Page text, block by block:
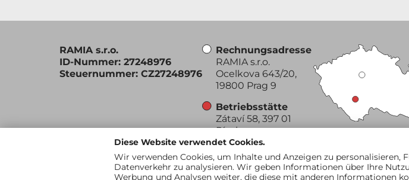
RAMIA s.r.o.
ID-Nummer: 27248976
Steuernummer: CZ27248976
Rechnungsadresse
RAMIA s.r.o.
Ocelkova 643/20,
19800 Prag 9
Betriebsstätte
Zátaví 58, 397 01
Písek
Diese Website verwendet Cookies.
Wir verwenden Cookies, um Inhalte und Anzeigen zu
Datenverkehr zu analysieren. Wir geben Informationen über Ihre
Werbung und Analysen weiter, die diese mit anderen Informationen